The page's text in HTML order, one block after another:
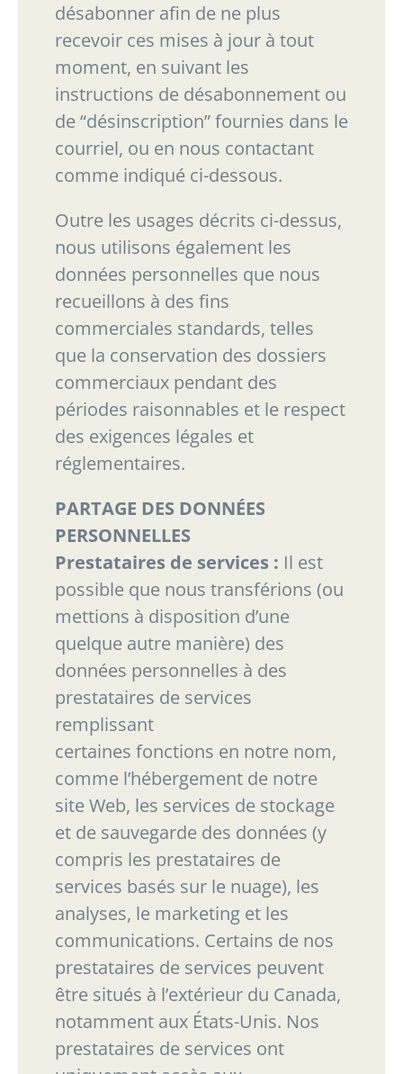
désabonner afin de ne plus
recevoir ces mises à jour à tout
moment, en suivant les
instructions de désabonnement ou
de“désinscription”fournies dans le
courriel, ou en nous contactant
comme indiqué ci-dessous.
Outre les usages décrits ci-dessus,
nous utilisons également les
données personnelles que nous
recueillons à des fins
commerciales standards, telles
que la conservation des dossiers
commerciaux pendant des
périodes raisonnables et le respect
des exigences légales et
réglementaires.
PARTAGE DES DONNÉES
PERSONNELLES
Prestataires de services : Il est
possible que nous transférions (ou
mettions à disposition d’une
quelque autre manière) des
données personnelles à des
prestataires de services
remplissant
certaines fonctions en notre nom,
comme l’hébergement de notre
site Web, les services de stockage
et de sauvegarde des données (y
compris les prestataires de
services basés sur le nuage), les
analyses, le marketing et les
communications. Certains de nos
prestataires de services peuvent
être situés à l’extérieur du Canada,
notamment aux États-Unis. Nos
prestataires de services ont